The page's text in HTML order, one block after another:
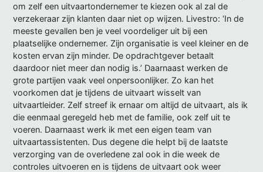
om zelf een uitvaartondernemer te kiezen ook al zal de
verzekeraar zijn klanten daar niet op wijzen. Livestro: ‘In de
meeste gevallen ben je veel voordeliger uit bij een
plaatselijke ondernemer. Zijn organisatie is veel kleiner en de
kosten ervan zijn minder. De opdrachtgever betaalt
daardoor niet meer dan nodig is.’ Daarnaast werken de
grote partijen vaak veel onpersoonlijker. Zo kan het
voorkomen dat je tijdens de uitvaart wisselt van
uitvaartleider. Zelf streef ik ernaar om altijd de uitvaart, als ik
die eenmaal geregeld heb met de familie, ook zelf uit te
voeren. Daarnaast werk ik met een eigen team van
uitvaartassistenten. Dus degene die helpt bij de laatste
verzorging van de overledene zal ook in die week de
controles uitvoeren en is tijdens de uitvaart ook weer